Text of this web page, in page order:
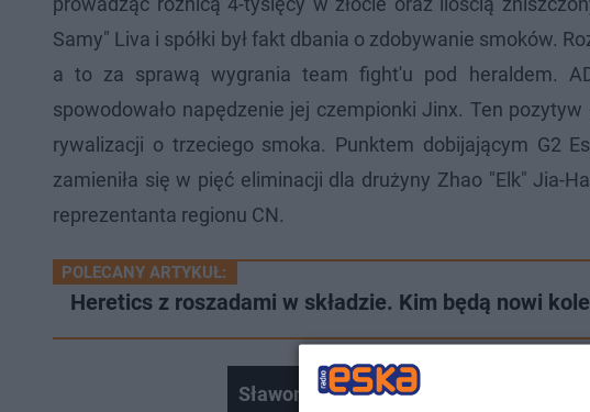
Samy" Liva i spółki był fakt dbania o zdobywanie smoków.
a to za sprawą wygrania team fight'u pod heraldem.
spowodowało napędzenie jej czempionki Jinx. Ten
rywalizacji o trzeciego smoka. Punktem dobijającym G2
zamieniła się w pięć eliminacji dla drużyny Zhao "Elk" Jia-
reprezentanta regionu CN.
POLECANY ARTYKUŁ:
Heretics z roszadami w składzie. Kim będą nowi
Sławomir D. usłyszał zarzuty ws.